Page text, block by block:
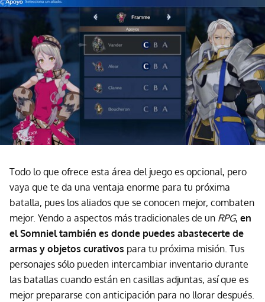
Todo lo que ofrece esta área del juego es opcional, pero
vaya que te da una ventaja enorme para tu próxima
batalla, pues los aliados que se conocen mejor, combaten
mejor. Yendo a aspectos más tradicionales de un RPG, en
el Somniel también es donde puedes abastecerte de
armas y objetos curativos para tu próxima misión. Tus
personajes sólo pueden intercambiar inventario durante
las batallas cuando están en casillas adjuntas, así que es
mejor prepararse con anticipación para no llorar después.